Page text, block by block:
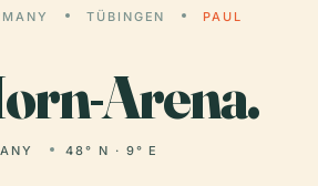
TÜBINGEN
PAUL
Arena.
48° N · 9° E